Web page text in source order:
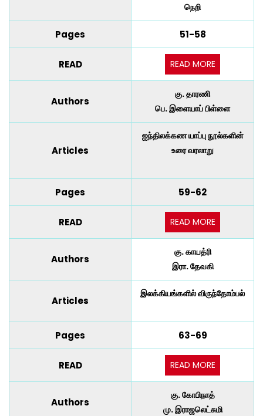
நெறி
Pages 51-58
READ READ MORE
Authors
கு. தாரணி
பெ. இளையாப் பிள்ளை
Articles
ஐந்திலக்கண யாப்பு நூல்களின்
உரை வரலாறு
Pages 59-62
READ READ MORE
Authors
கு. காயத்ரி
இரா. தேவகி
Articles
இலக்கியங்களில் விருந்தோம்பல்
Pages 63-69
READ READ MORE
Authors
கு. கோபிநாத்
மு. இராஜலெட்சுமி